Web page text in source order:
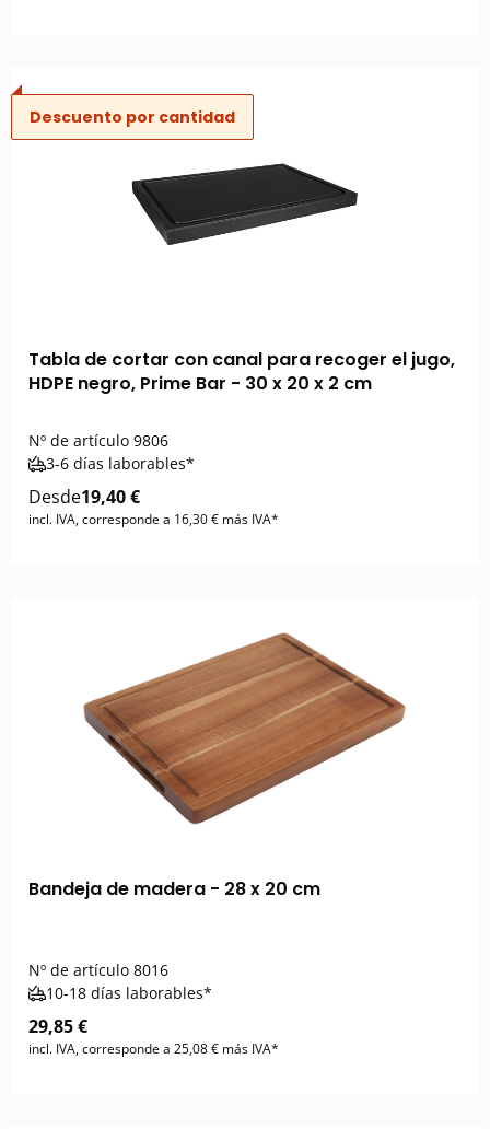
Descuento por cantidad
Tabla de cortar con canal para recoger el jugo,
HDPE negro, Prime Bar - 30 x 20 x 2 cm
Nº de artículo 9806
3-6 días laborables*
Desde19,40 €
incl. IVA, corresponde a 16,30 € más IVA*
Bandeja de madera - 28 x 20 cm
Nº de artículo 8016
10-18 días laborables*
29,85 €
incl. IVA, corresponde a 25,08 € más IVA*